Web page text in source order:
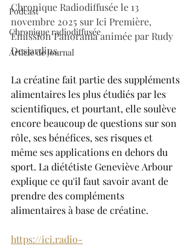
Podcast
Chronique radiodiffusée
Article de journal
Chronique Radiodiffusée le 13
novembre 2025 sur Ici Première,
Émission Panorama animée par Rudy
Desjardins
La créatine fait partie des suppléments
alimentaires les plus étudiés par les
scientifiques, et pourtant, elle soulève
encore beaucoup de questions sur son
rôle, ses bénéfices, ses risques et
même ses applications en dehors du
sport. La diététiste Geneviève Arbour
explique ce qu'il faut savoir avant de
prendre des compléments
alimentaires à base de créatine.
https://ici.radio-